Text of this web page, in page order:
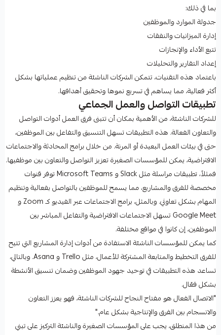
بما في ذلك:
جدولة الموارد والموظفين
إدارة الميزانيات والنفقات
تتبع الأداء والإنجازات
إعداد التقارير والتحليلات
باعتماد هذه التقنيات، تتمكن الشركات الناشئة من تنظيم عملياتها بشكل
أكثر فعالية، مما يساهم في تسريع نموها وتحقيق أهدافها.
تطبيقات التواصل والعمل الجماعي
للشركات الناشئة، من الأهمية بمكان أن تتبنى فرق العمل أدوات التواصل
والتعاون الفعالة. هذه التطبيقات تسهل التنسيق والتفاعل بين الموظفين،
حتى في بيئات العمل البعيدة أو المرنة. من خلال برامج المحادثة والاجتماعات
الافتراضية، يمكن للمؤسسات الصغيرة تعزيز التواصل والتعاون بين موظفيها.
فمثلاً، تطبيقات مراسلة مثل Slack و Microsoft Teams توفر قنوات
مخصصة للفرق والمشاريع، مما يسمح للموظفين بالتواصل بفعالية وتنظيم
المهام بشكل تعاوني. وبالمثل، برامج الاجتماعات عبر الفيديو كـ Zoom و
Google Meet تسهل الاجتماعات الافتراضية والتفاعل المباشر بين
الموظفين، إن كانوا في مواقع مختلفة.
كما يمكن للمؤسسات الناشئة الاستفادة من أدوات إدارة المشاريع التي تتيح
للفرق التخطيط والمتابعة المشتركة للأعمال، مثل Trello و Asana. وبالتالي،
تساعد هذه التطبيقات في توحيد جهود الموظفين وضمان تنسيق الأنشطة
بشكل فعّال.
"الاتصال الفعال هو مفتاح النجاح للشركات الناشئة، فهو يعزز التعاون
والانسجام بين الفرق والإنتاجية بشكل عام."
من هذا المنطلق، يجب على المؤسسات الصغيرة والناشئة التركيز على تبني